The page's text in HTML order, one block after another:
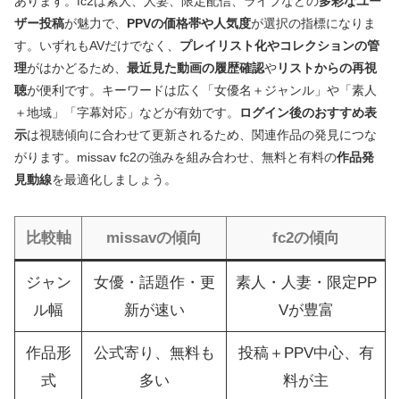
ザー投稿が魅力で、 PPVの価格帯や人気度が選択の指標になりま
す。いずれもAVだけでなく、 プレイリスト化やコレクションの管
理がはかどるため、 最近見た動画の履歴確認やリストからの再視
聴が便利です。キーワードは広く「女優名＋ジャンル」や「素人
＋地域」「字幕対応」などが有効です。
ログイン後のおすすめ表
示は視聴傾向に合わせて更新されるため、関連作品の発見につな
がります。missav fc2の強みを組み合わせ、無料と有料の作品発
見動線を最適化しましょう。
比較軸 missavの傾向 fc2の傾向
ジャン
ル幅
女優・話題作・更
新が速い
素人・人妻・限定PP
Vが豊富
作品形
式
公式寄り、無料も
多い
投稿＋PPV中心、有
料が主